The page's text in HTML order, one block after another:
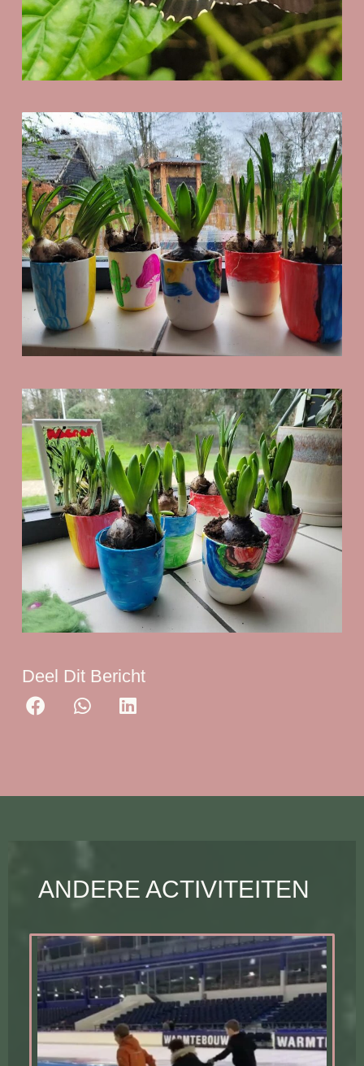
Deel Dit Bericht
ANDERE ACTIVITEITEN